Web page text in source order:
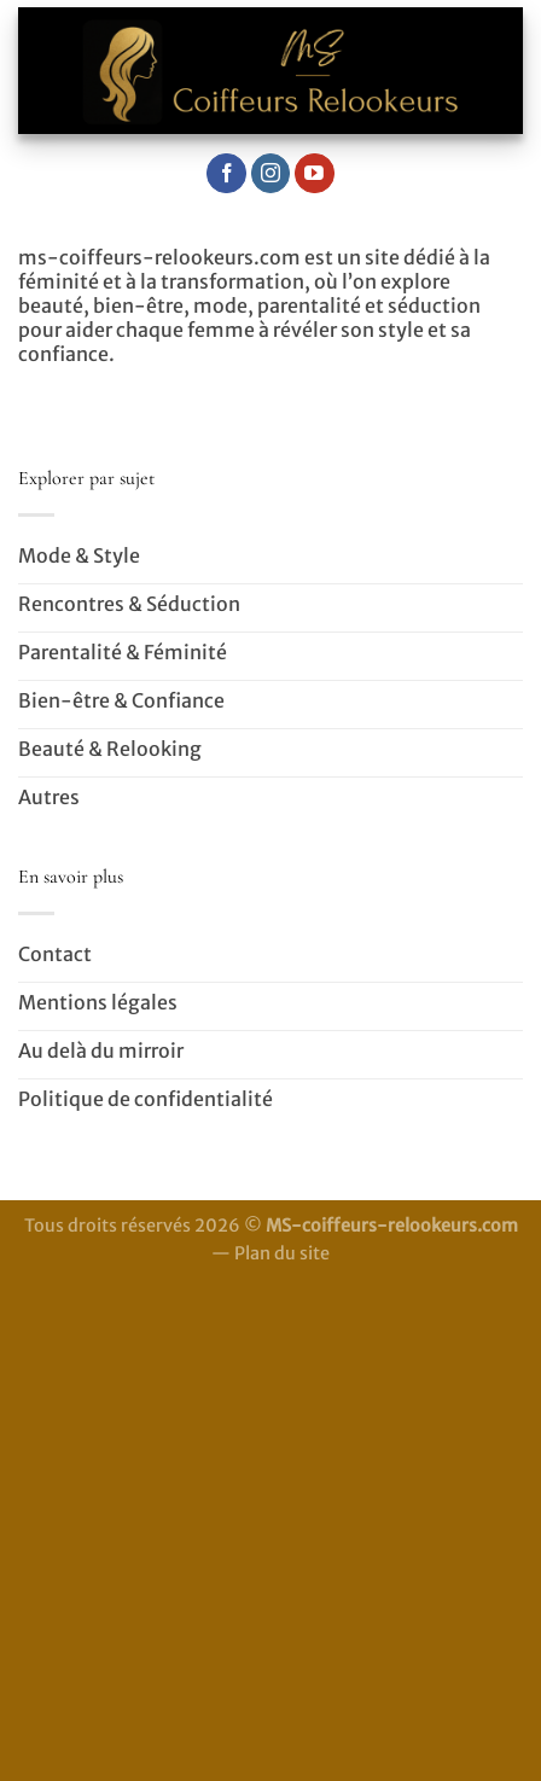
ms-coiffeurs-relookeurs.com est un site dédié à la
féminité et à la transformation, où l’on explore
beauté, bien-être, mode, parentalité et séduction
pour aider chaque femme à révéler son style et sa
confiance.
Explorer par sujet
Mode & Style
Rencontres & Séduction
Parentalité & Féminité
Bien-être & Confiance
Beauté & Relooking
Autres
En savoir plus
Contact
Mentions légales
Au delà du mirroir
Politique de confidentialité
Tous droits réservés 2026 © MS-coiffeurs-relookeurs.com
— Plan du site